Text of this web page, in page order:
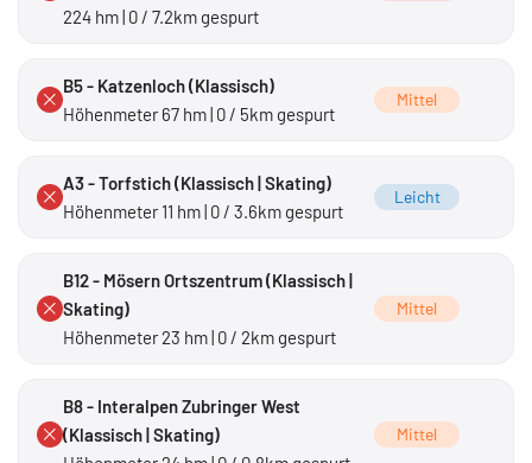
224 hm | 0 / 7.2km gespurt
B5 - Katzenloch (Klassisch)
Höhenmeter 67 hm | 0 / 5km gespurt
Mittel
A3 - Torfstich (Klassisch | Skating)
Höhenmeter 11 hm | 0 / 3.6km gespurt
Leicht
B12 - Mösern Ortszentrum (Klassisch |
Skating)
Höhenmeter 23 hm | 0 / 2km gespurt
Mittel
B8 - Interalpen Zubringer West
(Klassisch | Skating)
Mittel